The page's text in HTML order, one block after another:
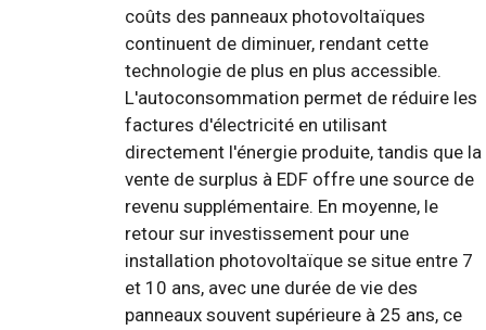
coûts des panneaux photovoltaïques
continuent de diminuer, rendant cette
technologie de plus en plus accessible.
L'autoconsommation permet de réduire les
factures d'électricité en utilisant
directement l'énergie produite, tandis que la
vente de surplus à EDF offre une source de
revenu supplémentaire. En moyenne, le
retour sur investissement pour une
installation photovoltaïque se situe entre 7
et 10 ans, avec une durée de vie des
panneaux souvent supérieure à 25 ans, ce